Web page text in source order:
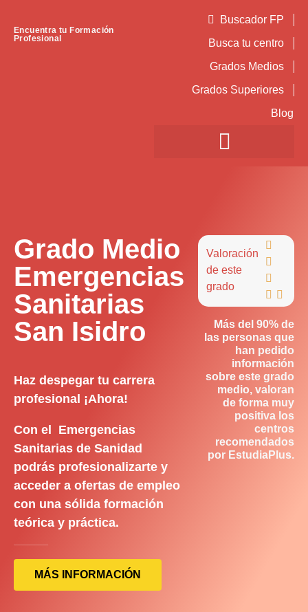
Encuentra tu Formación
Profesional
Buscador FP
Busca tu centro
Grados Medios
Grados Superiores
Blog
Grado Medio
Emergencias
Sanitarias
San Isidro
Haz despegar tu carrera
profesional ¡Ahora!
Con el Emergencias
Sanitarias de Sanidad
podrás profesionalizarte y
acceder a ofertas de empleo
con una sólida formación
teórica y práctica.
MÁS INFORMACIÓN
Valoración
de este
grado



 
Más del 90% de
las personas que
han pedido
información
sobre este grado
medio, valoran
de forma muy
positiva los
centros
recomendados
por EstudiaPlus.